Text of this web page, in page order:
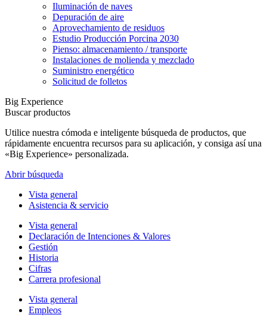
Iluminación de naves
Depuración de aire
Aprovechamiento de residuos
Estudio Producción Porcina 2030
Pienso: almacenamiento / transporte
Instalaciones de molienda y mezclado
Suministro energético
Solicitud de folletos
Big Experience
Buscar productos
Utilice nuestra cómoda e inteligente búsqueda de productos, que
rápidamente encuentra recursos para su aplicación, y consiga así una
«Big Experience» personalizada.
Abrir búsqueda
Vista general
Asistencia & servicio
Vista general
Declaración de Intenciones & Valores
Gestión
Historia
Cifras
Carrera profesional
Vista general
Empleos